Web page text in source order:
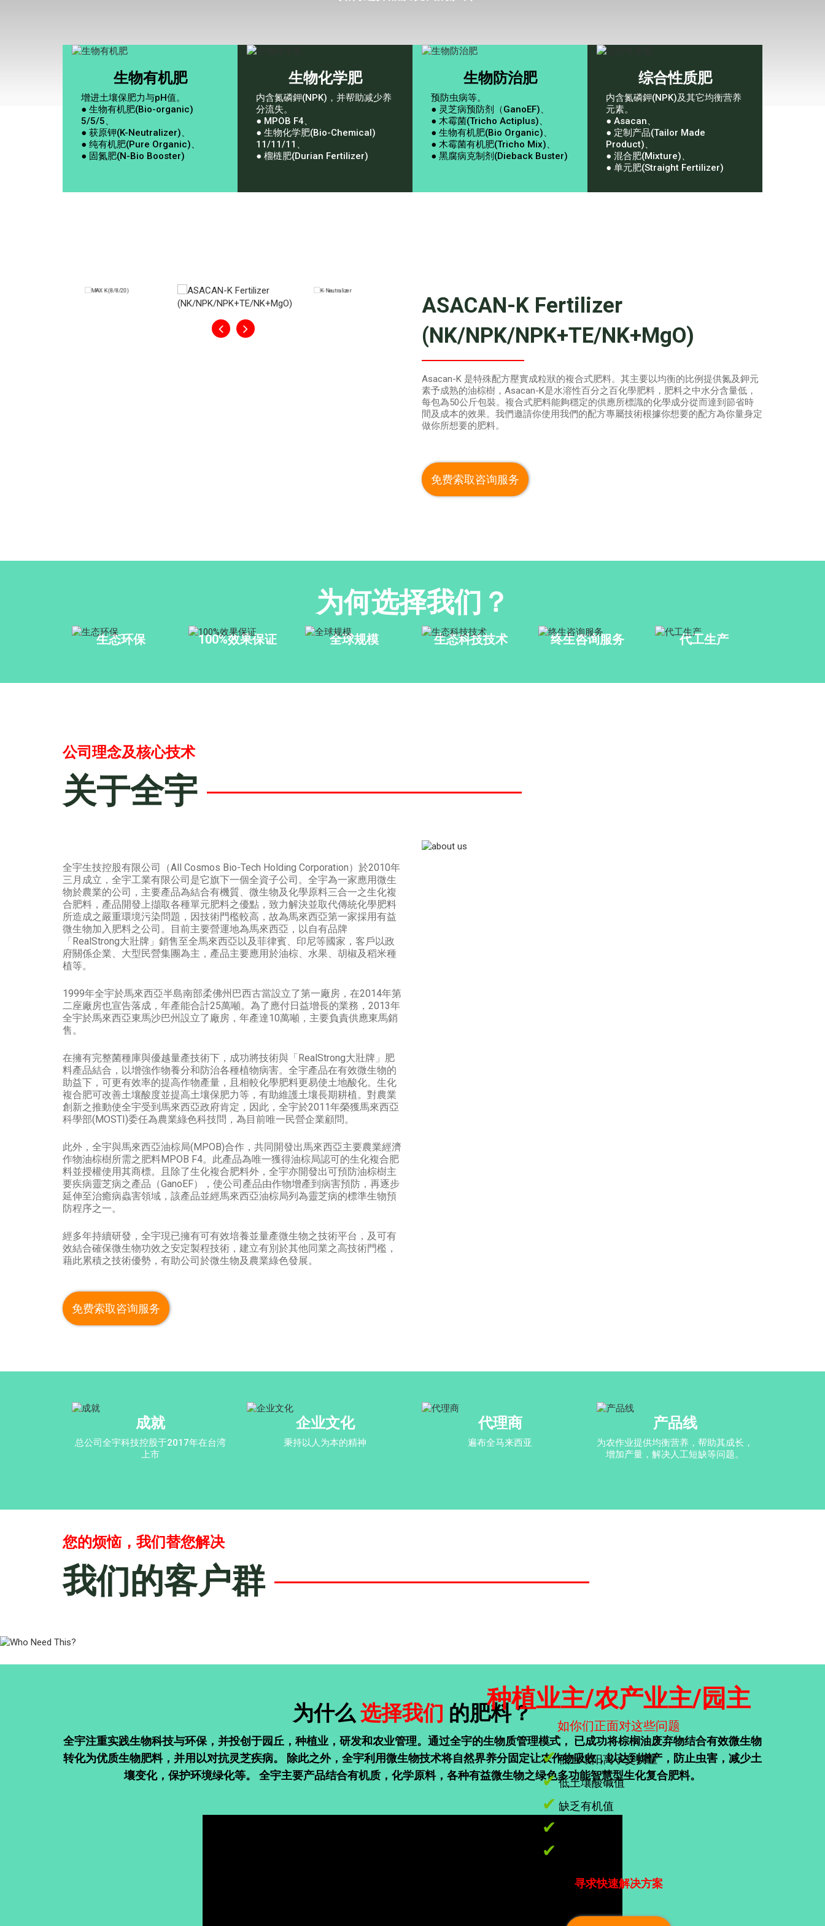
生物有机肥
增进土壤保肥力与pH值。
● 生物有机肥(Bio-organic)
5/5/5、
● 获原钾(K-Neutralizer)、
● 纯有机肥(Pure Organic)、
● 固氮肥(N-Bio Booster)
生物化学肥
内含氮磷鉀(NPK)，并帮助减少养
分流失。
● MPOB F4、
● 生物化学肥(Bio-Chemical)
11/11/11、
● 榴梿肥(Durian Fertilizer)
生物防治肥
预防虫病等。
● 灵芝病预防剂（GanoEF)、
● 木霉菌(Tricho Actiplus)、
● 生物有机肥(Bio Organic)、
● 木霉菌有机肥(Tricho Mix)、
● 黑腐病克制剂(Dieback Buster)
综合性质肥
内含氮磷鉀(NPK)及其它均衡营养
元素。
● Asacan、
● 定制产品(Tailor Made
Product)、
● 混合肥(Mixture)、
● 单元肥(Straight Fertilizer)
MAX K (8/8/20)
ASACAN-K Fertilizer
(NK/NPK/NPK+TE/NK+MgO)
Asacan-K 是特殊配方壓實成粒狀的複合式肥料。其主要以均衡的比例提供氮及鉀元
素予成熟的油棕樹，Asacan-K是水溶性百分之百化學肥料，肥料之中水分含量低，
每包為50公斤包裝。複合式肥料能夠穩定的供應所標識的化學成分從而達到節省時
間及成本的效果。我們邀請你使用我們的配方專屬技術根據你想要的配方為你量身定
做你所想要的肥料。
免费索取咨询服务
为何选择我们？
生态环保 100%效果保证 全球规模 生态科技技术 终生咨询服务 代工生产
公司理念及核心技术
关于全宇
全宇生技控股有限公司（All Cosmos Bio-Tech Holding Corporation）於2010年
三月成立，全宇工業有限公司是它旗下一個全資子公司。全宇為一家應用微生
物於農業的公司，主要產品為結合有機質、微生物及化學原料三合一之生化複
合肥料，產品開發上擷取各種單元肥料之優點，致力解決並取代傳統化學肥料
所造成之嚴重環境污染問題，因技術門檻較高，故為馬來西亞第一家採用有益
微生物加入肥料之公司。目前主要營運地為馬來西亞，以自有品牌
「RealStrong大壯牌」銷售至全馬來西亞以及菲律賓、印尼等國家，客戶以政
府關係企業、大型民營集團為主，產品主要應用於油棕、水果、胡椒及稻米種
植等。
1999年全宇於馬來西亞半島南部柔佛州巴西古當設立了第一廠房，在2014年第
二座廠房也宣告落成，年產能合計25萬噸。為了應付日益增長的業務，2013年
全宇於馬來西亞東馬沙巴州設立了廠房，年產達10萬噸，主要負責供應東馬銷
售。
在擁有完整菌種庫與優越量產技術下，成功將技術與「RealStrong大壯牌」肥
料產品結合，以增強作物養分和防治各種植物病害。全宇產品在有效微生物的
助益下，可更有效率的提高作物產量，且相較化學肥料更易使土地酸化。生化
複合肥可改善土壤酸度並提高土壤保肥力等，有助維護土壤長期耕植。對農業
創新之推動使全宇受到馬來西亞政府肯定，因此，全宇於2011年榮獲馬來西亞
科學部(MOSTI)委任為農業綠色科技問，為目前唯一民營企業顧問。
此外，全宇與馬來西亞油棕局(MPOB)合作，共同開發出馬來西亞主要農業經濟
作物油棕樹所需之肥料MPOB F4。此產品為唯一獲得油棕局認可的生化複合肥
料並授權使用其商標。且除了生化複合肥料外，全宇亦開發出可預防油棕樹主
要疾病靈芝病之產品（GanoEF），使公司產品由作物增產到病害預防，再逐步
延伸至治癒病蟲害領域，該產品並經馬來西亞油棕局列為靈芝病的標準生物預
防程序之一。
經多年持續研發，全宇現已擁有可有效培養並量產微生物之技術平台，及可有
效結合確保微生物功效之安定製程技術，建立有別於其他同業之高技術門檻，
藉此累積之技術優勢，有助公司於微生物及農業綠色發展。
免费索取咨询服务
成就
总公司全宇科技控股于2017年在台湾
上市
企业文化
秉持以人为本的精神
代理商
遍布全马来西亚
产品线
为农作业提供均衡营养，帮助其成长，
增加产量，解决人工短缺等问题。
您的烦恼，我们替您解决
我们的客户群
种植业主/农产业主/园主
如你们正面对这些问题
✔低土壤阳离子交换量
✔低土壤酸碱值
✔ 缺乏有机值
✔
✔
寻求快速解决方案
为什么 选择我们 的肥料？
全宇注重实践生物科技与环保，并投创于园丘，种植业，研发和农业管理。通过全宇的生物质管理模式， 已成功将棕榈油废弃物结合有效微生物
转化为优质生物肥料，并用以对抗灵芝疾病。 除此之外，全宇利用微生物技术将自然界养分固定让农作物吸收，以达到增产，防止虫害，减少土
壤变化，保护环境绿化等。 全宇主要产品结合有机质，化学原料，各种有益微生物之绿色多功能智慧型生化复合肥料。